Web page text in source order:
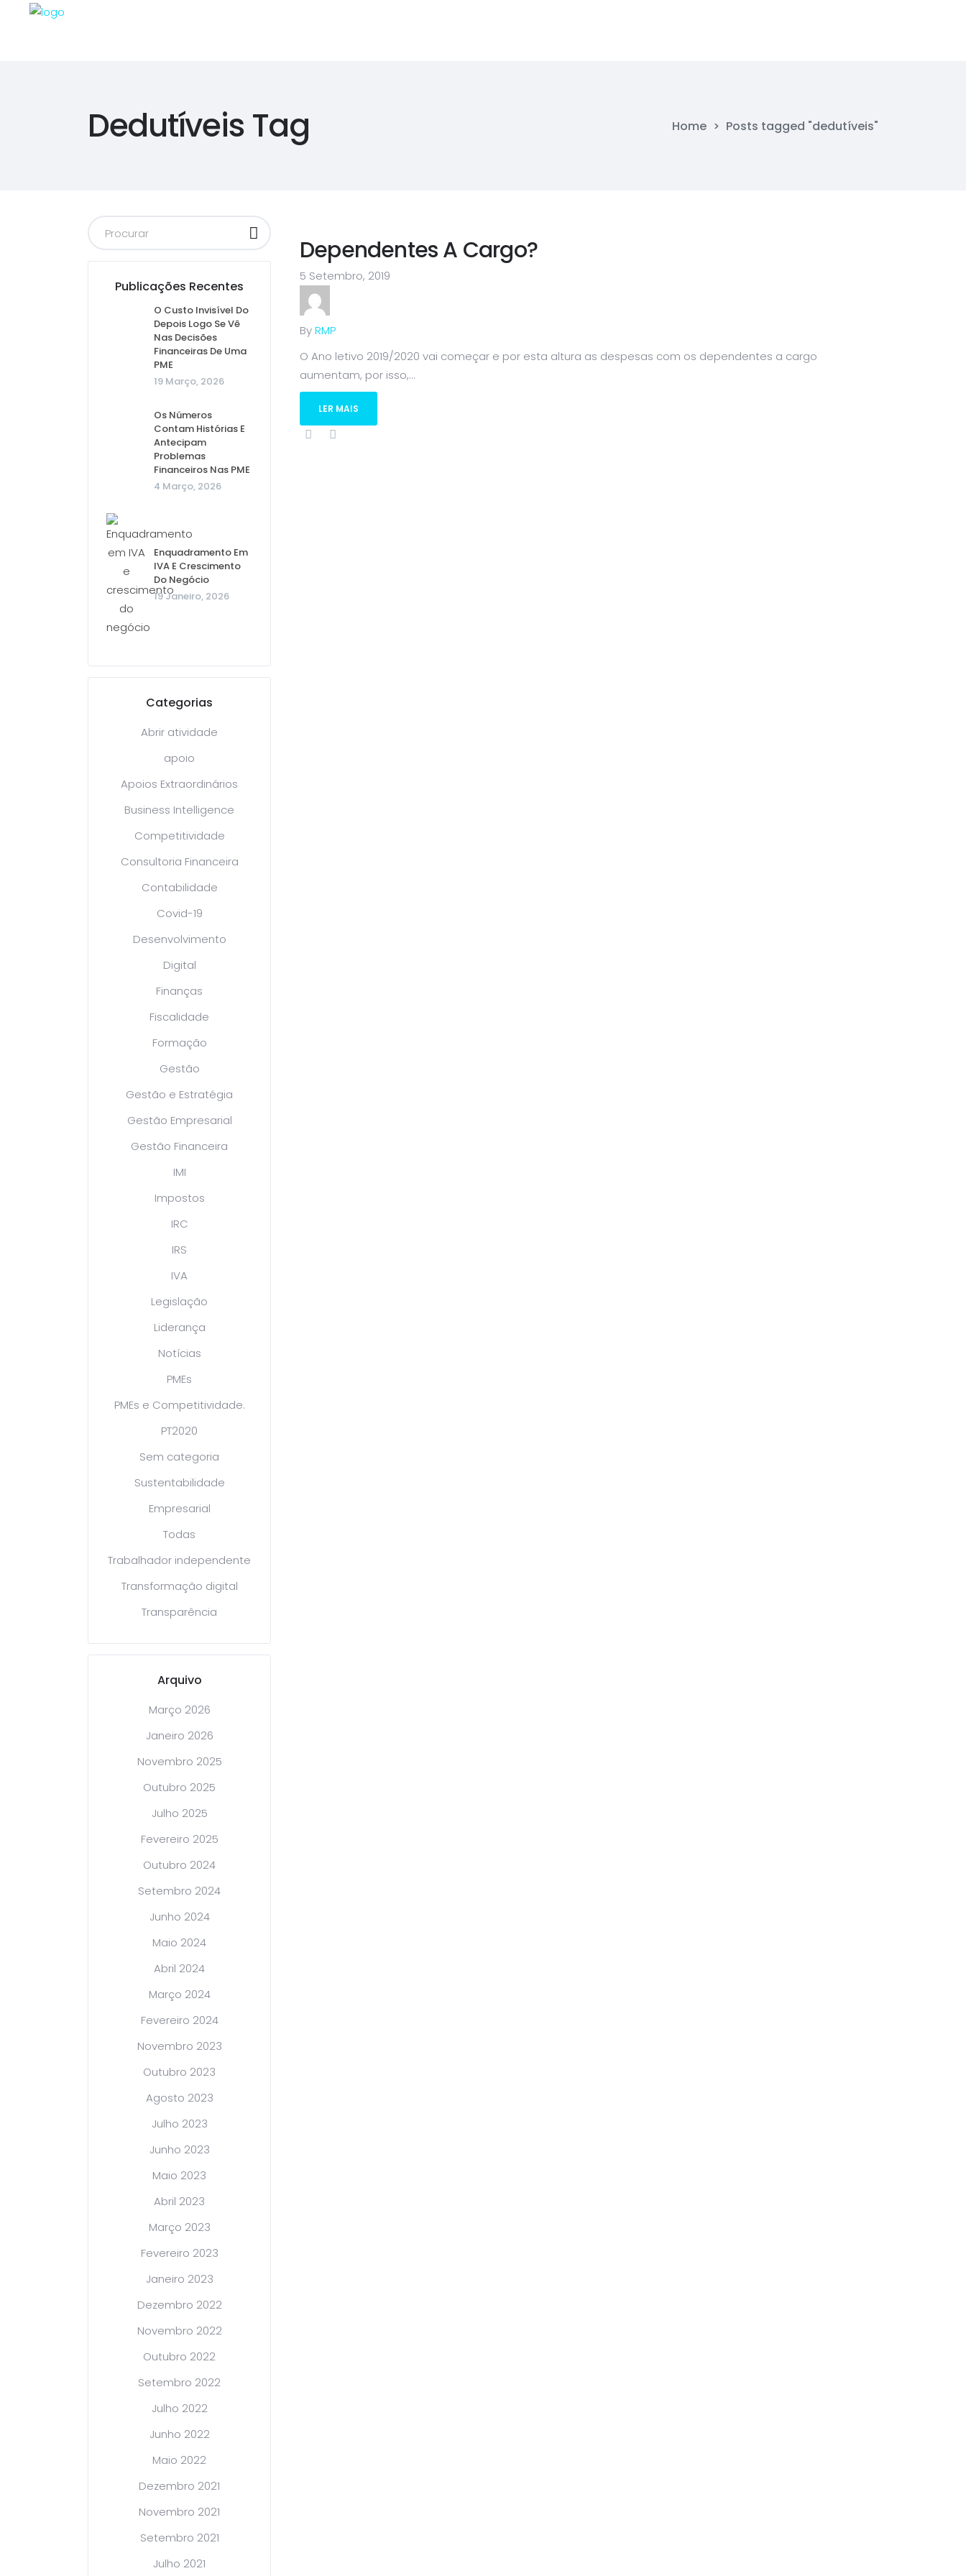
Dedutíveis Tag Home > Posts tagged "dedutíveis"
Publicações Recentes
O Custo Invisível Do
Depois Logo Se Vê
Nas Decisões
Financeiras De Uma
PME
19 Março, 2026
Os Números
Contam Histórias E
Antecipam
Problemas
Financeiros Nas PME
4 Março, 2026
Enquadramento Em
IVA E Crescimento
Do Negócio
19 Janeiro, 2026
Categorias
Abrir atividade
apoio
Apoios Extraordinários
Business Intelligence
Competitividade
Consultoria Financeira
Contabilidade
Covid-19
Desenvolvimento
Digital
Finanças
Fiscalidade
Formação
Gestão
Gestão e Estratégia
Gestão Empresarial
Gestão Financeira
IMI
Impostos
IRC
IRS
IVA
Legislação
Liderança
Notícias
PMEs
PMEs e Competitividade.
PT2020
Sem categoria
Sustentabilidade
Empresarial
Todas
Trabalhador independente
Transformação digital
Transparência
Arquivo
Março 2026
Janeiro 2026
Novembro 2025
Outubro 2025
Julho 2025
Fevereiro 2025
Outubro 2024
Setembro 2024
Junho 2024
Maio 2024
Abril 2024
Março 2024
Fevereiro 2024
Novembro 2023
Outubro 2023
Agosto 2023
Julho 2023
Junho 2023
Maio 2023
Abril 2023
Março 2023
Fevereiro 2023
Janeiro 2023
Dezembro 2022
Novembro 2022
Outubro 2022
Setembro 2022
Julho 2022
Junho 2022
Maio 2022
Dezembro 2021
Novembro 2021
Setembro 2021
Julho 2021
Dependentes A Cargo?
5 Setembro, 2019
ByRMP
O Ano letivo 2019/2020 vai começar e por esta altura as despesas com os dependentes a cargo
aumentam, por isso,...
LER MAIS